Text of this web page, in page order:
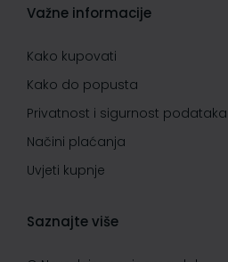
Važne informacije
Kako kupovati
Kako do popusta
Privatnost i sigurnost podataka
Načini plaćanja
Uvjeti kupnje
Saznajte više